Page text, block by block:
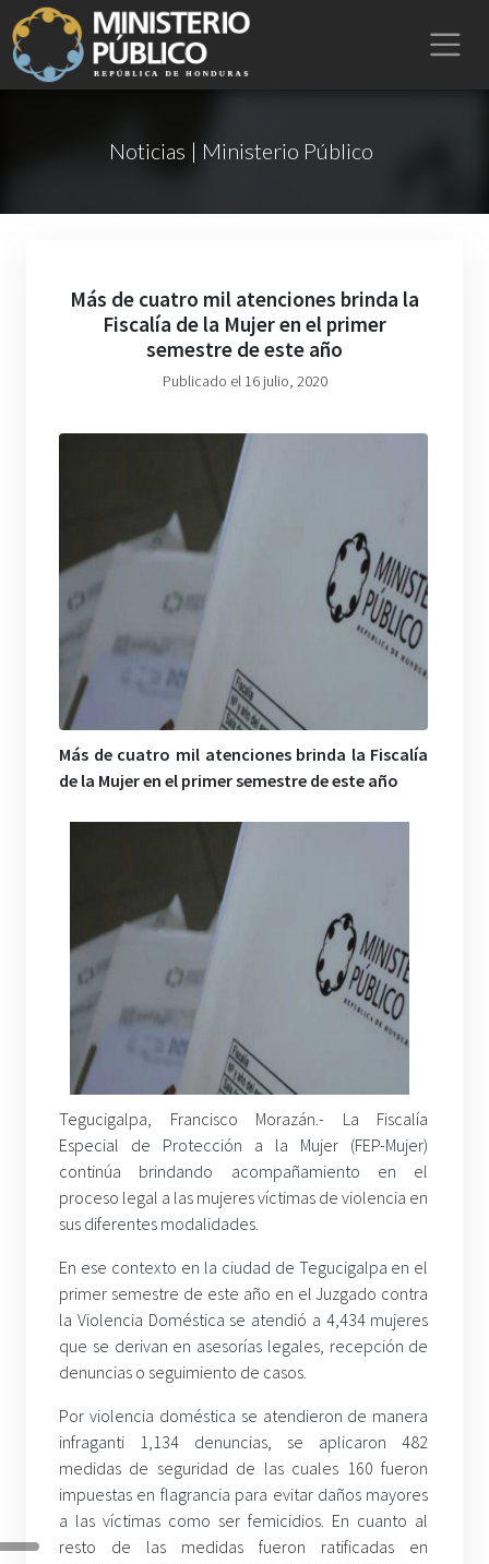
Noticias | Ministerio Público
Más de cuatro mil atenciones brinda la
Fiscalía de la Mujer en el primer
semestre de este año
Publicado el 16 julio, 2020
Más de cuatro mil atenciones brinda la Fiscalía
de la Mujer en el primer semestre de este año
Tegucigalpa, Francisco Morazán.- La Fiscalía
Especial de Protección a la Mujer (FEP-Mujer)
continúa brindando acompañamiento en el
proceso legal a las mujeres víctimas de violencia en
sus diferentes modalidades.
En ese contexto en la ciudad de Tegucigalpa en el
primer semestre de este año en el Juzgado contra
la Violencia Doméstica se atendió a 4,434 mujeres
que se derivan en asesorías legales, recepción de
denuncias o seguimiento de casos.
Por violencia doméstica se atendieron de manera
infraganti 1,134 denuncias, se aplicaron 482
medidas de seguridad de las cuales 160 fueron
impuestas en flagrancia para evitar daños mayores
a las víctimas como ser femicidios. En cuanto al
resto de las medidas fueron ratificadas en